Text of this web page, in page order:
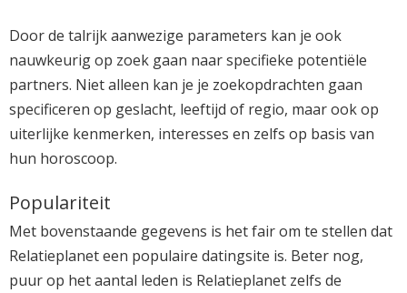
Door de talrijk aanwezige parameters kan je ook
nauwkeurig op zoek gaan naar specifieke potentiële
partners. Niet alleen kan je je zoekopdrachten gaan
specificeren op geslacht, leeftijd of regio, maar ook op
uiterlijke kenmerken, interesses en zelfs op basis van
hun horoscoop.
Populariteit
Met bovenstaande gegevens is het fair om te stellen dat
Relatieplanet een populaire datingsite is. Beter nog,
puur op het aantal leden is Relatieplanet zelfs de